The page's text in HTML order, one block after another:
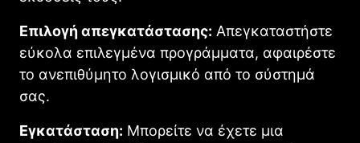
Επιλογή απεγκατάστασης: Απεγκαταστήστε
εύκολα επιλεγμένα προγράμματα, αφαιρέστε
το ανεπιθύμητο λογισμικό από το σύστημά
σας.
Εγκατάσταση: Μπορείτε να έχετε μια